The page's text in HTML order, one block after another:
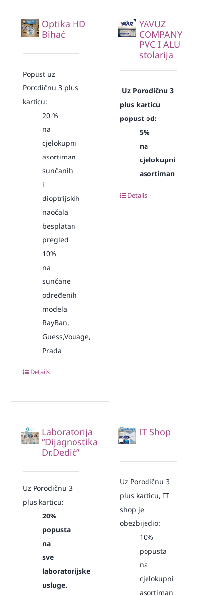
Optika HD
Bihać
Popust uz
Porodičnu 3 plus
karticu:
20 %
na
cjelokupni
asortiman
sunčanih
i
dioptrijskih
naočala
besplatan
pregled
10%
na
sunčane
određenih
modela
RayBan,
Guess,Vouage,
Prada
Details
YAVUZ
COMPANY
PVC I ALU
stolarija
Uz Porodičnu 3
plus karticu
popust od:
5%
na
cjelokupni
asortiman
Details
Laboratorija
“Dijagnostika
Dr.Dedić”
Uz Porodičnu 3
plus karticu:
20%
popusta
na
sve
laboratorijske
usluge.
IT Shop
Uz Porodičnu 3
plus karticu, IT
shop je
obezbijedio:
10%
popusta
na
cjelokupni
asortiman